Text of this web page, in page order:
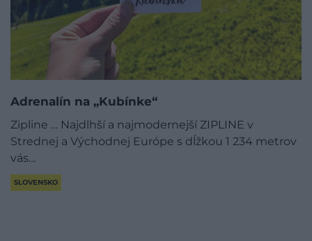
Adrenalín na „Kubínke“
Zipline … Najdlhší a najmodernejší ZIPLINE v
Strednej a Východnej Európe s dĺžkou 1 234 metrov
vás…
SLOVENSKO